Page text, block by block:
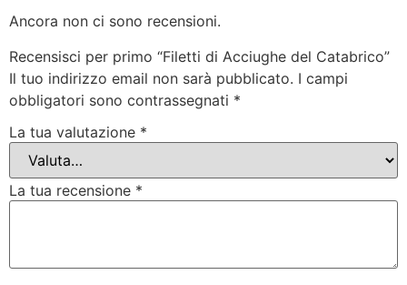
Ancora non ci sono recensioni.
Recensisci per primo “Filetti di Acciughe del Catabrico”
Il tuo indirizzo email non sarà pubblicato. I campi
obbligatori sono contrassegnati *
La tua valutazione *
La tua recensione *